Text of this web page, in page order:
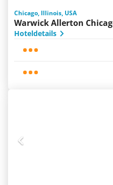
Chicago, Illinois, USA
Warwick Allerton
Hoteldetails